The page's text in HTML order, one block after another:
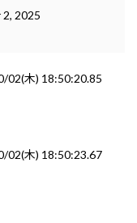
2025
02(木) 18:50:20.85
02(木) 18:50:23.67